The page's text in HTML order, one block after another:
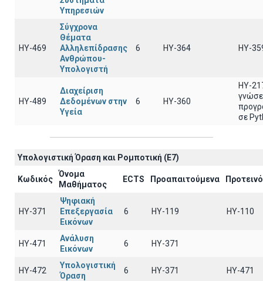
Υπηρεσιών
ΗΥ-469
Σύγχρονα
Θέματα
Αλληλεπίδρασης
Ανθρώπου-
Υπολογιστή
6 ΗΥ-364 ΗΥ-
ΗΥ-489
Διαχείριση
Δεδομένων στην
Υγεία
6 ΗΥ-360
ΗΥ-
σε
Υπολογιστική Όραση και Ρομποτική (E7)
Κωδικός
Όνομα
Μαθήματος
ECTS Προαπαιτούμενα
ΗΥ-371
Ψηφιακή
Επεξεργασία
Εικόνων
6 ΗΥ-119 ΗΥ-110
ΗΥ-471
Ανάλυση
Εικόνων
6 ΗΥ-371
ΗΥ-472
Υπολογιστική
Όραση
6 ΗΥ-371 ΗΥ-471